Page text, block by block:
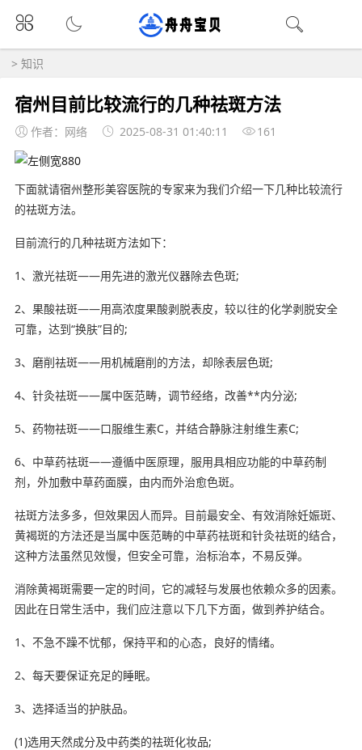
> 知识
宿州目前比较流行的几种祛斑方法
作者：网络 2025-08-31 01:40:11 161
下面就请宿州整形美容医院的专家来为我们介绍一下几种比较流行
的祛斑方法。
目前流行的几种祛斑方法如下：
1、激光祛斑——用先进的激光仪器除去色斑;
2、果酸祛斑——用高浓度果酸剥脱表皮，较以往的化学剥脱安全
可靠，达到“换肤”目的;
3、磨削祛斑——用机械磨削的方法，却除表层色斑;
4、针灸祛斑——属中医范畴，调节经络，改善**内分泌;
5、药物祛斑——口服维生素C，并结合静脉注射维生素C;
6、中草药祛斑——遵循中医原理，服用具相应功能的中草药制
剂，外加敷中草药面膜，由内而外治愈色斑。
祛斑方法多多，但效果因人而异。目前最安全、有效消除妊娠斑、
黄褐斑的方法还是当属中医范畴的中草药祛斑和针灸祛斑的结合，
这种方法虽然见效慢，但安全可靠，治标治本，不易反弹。
消除黄褐斑需要一定的时间，它的减轻与发展也依赖众多的因素。
因此在日常生活中，我们应注意以下几下方面，做到养护结合。
1、不急不躁不忧郁，保持平和的心态，良好的情绪。
2、每天要保证充足的睡眠。
3、选择适当的护肤品。
(1)选用天然成分及中药类的祛斑化妆品;